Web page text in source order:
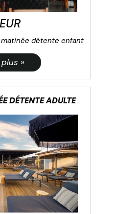
détente enfant
DÉTENTE ADULTE